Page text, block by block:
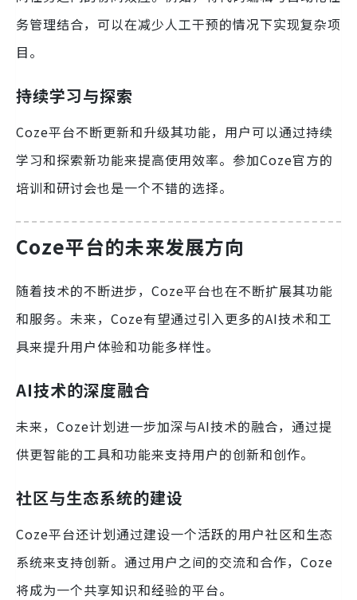
务管理结合，可以在减少人工干预的情况下实现复杂项
目。
持续学习与探索
Coze平台不断更新和升级其功能，用户可以通过持续
学习和探索新功能来提高使用效率。参加Coze官方的
培训和研讨会也是一个不错的选择。
Coze平台的未来发展方向
随着技术的不断进步，Coze平台也在不断扩展其功能
和服务。未来，Coze有望通过引入更多的AI技术和工
具来提升用户体验和功能多样性。
AI技术的深度融合
未来，Coze计划进一步加深与AI技术的融合，通过提
供更智能的工具和功能来支持用户的创新和创作。
社区与生态系统的建设
Coze平台还计划通过建设一个活跃的用户社区和生态
系统来支持创新。通过用户之间的交流和合作，Coze
将成为一个共享知识和经验的平台。